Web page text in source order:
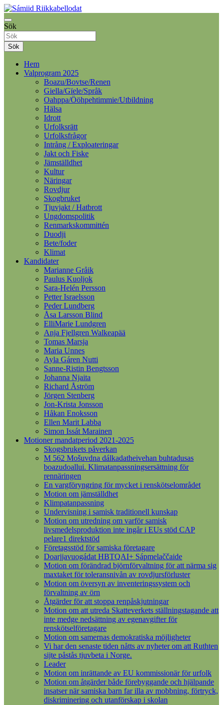
Hoppa
till
innehåll
Sámiid Riikkabellodat
Samelandspartiet
Sök
Sök
Hem
Valprogram 2025
Boazu/Bovtse/Renen
Giella/Gïele/Språk
Oahppa/Ööhpehtimmie/Utbildning
Hälsa
Idrott
Urfolksrätt
Urfolksfrågor
Intrång / Exploateringar
Jakt och Fiske
Jämställdhet
Kultur
Näringar
Rovdjur
Skogbruket
Tjuvjakt / Hatbrott
Ungdomspolitik
Renmarkskommittén
Duodji
Bete/foder
Klimat
Kandidater
Marianne Gråik
Paulus Kuoljok
Sara-Helén Persson
Petter Israelsson
Peder Lundberg
Åsa Larsson Blind
ElliMarie Lundgren
Anja Fjellgren Walkeapää
Tomas Marsja
Maria Unnes
Ayla Gáren Nutti
Sanne-Ristin Bengtsson
Johanna Njaita
Richard Åström
Jörgen Stenberg
Jon-Krista Jonsson
Håkan Enoksson
Ellen Marit Labba
Simon Issát Marainen
Motioner mandatperiod 2021-2025
Skogsbrukets påverkan
M 562 Mošuvdna dálkadatheivehan buhtadusas
boazudoallui. Klimatanpassningsersättning för
rennäringen
En vargföryngring för mycket i renskötselområdet
Motion om jämställdhet
Klimpatanpassning
Undervisning i samisk traditionell kunskap
Motion om utredning om varför samisk
livsmedelsproduktion inte ingår i EUs stöd CAP
pelare1 direktstöd
Företagsstöd för samiska företagare
Doarjjavuogádat HBTQAI+ Sápmelaččaide
Motion om förändrad björnförvaltning för att närma sig
maxtaket för toleransnivån av rovdjursförluster
Motion om översyn av inventeringssystem och
förvaltning av örn
Åtgärder för att stoppa renpåskjutningar
Motion om att utreda Skatteverkets ställningstagande att
inte medge nedsättning av egenavgifter för
renskötselföretagare
Motion om samernas demokratiska möjligheter
Vi har den senaste tiden nåtts av nyheter om att Ruthten
sijte påstås tjuvbeta i Norge.
Leader
Motion om inrättande av EU kommissionär för urfolk
Motion om åtgärder både förebyggande och hjälpande
insatser när samiska barn far illa av mobbning, förtryck,
diskriminering och utanförskap i skolan